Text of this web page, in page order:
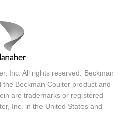
Inc. All rights reserved. Beckman
Beckman Coulter product and
are trademarks or registered
Inc. in the United States and